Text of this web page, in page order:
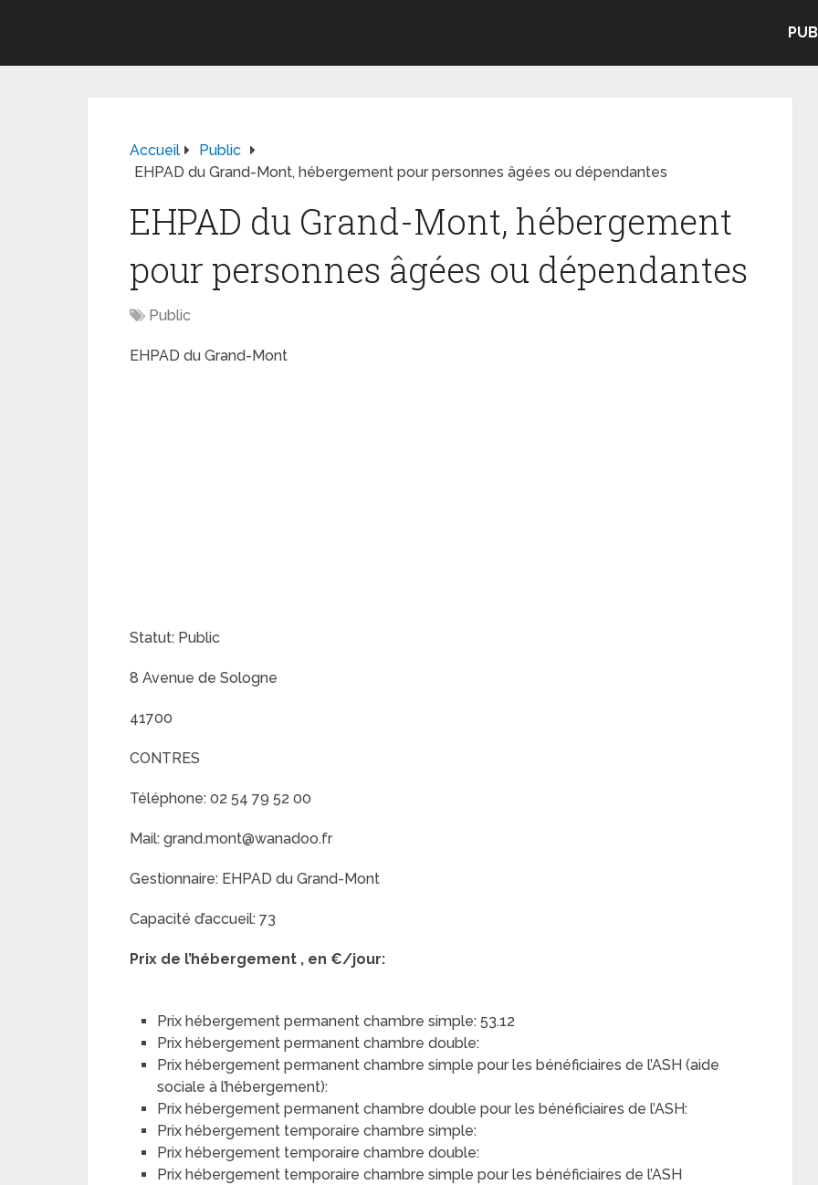
Accueil
Public
EHPAD du Grand-Mont, hébergement pour personnes âgées ou dépendantes
EHPAD du Grand-Mont, hébergement
pour personnes âgées ou dépendantes
Public
EHPAD du Grand-Mont
Statut: Public
8 Avenue de Sologne
41700
CONTRES
Téléphone: 02 54 79 52 00
Mail: grand.mont@wanadoo.fr
Gestionnaire: EHPAD du Grand-Mont
Capacité d’accueil: 73
Prix de l’hébergement , en €/jour:
Prix hébergement permanent chambre simple: 53.12
Prix hébergement permanent chambre double:
Prix hébergement permanent chambre simple pour les bénéficiaires de l’ASH (aide
sociale à l’hébergement):
Prix hébergement permanent chambre double pour les bénéficiaires de l’ASH:
Prix hébergement temporaire chambre simple:
Prix hébergement temporaire chambre double:
Prix hébergement temporaire chambre simple pour les bénéficiaires de l’ASH